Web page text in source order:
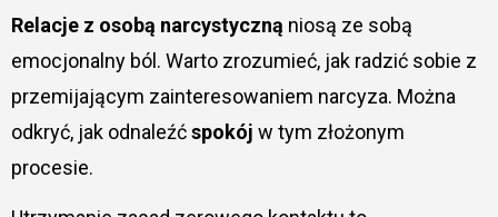
Relacje z osobą narcystyczną niosą ze sobą
emocjonalny ból. Warto zrozumieć, jak radzić sobie z
przemijającym zainteresowaniem narcyza. Można
odkryć, jak odnaleźćspokój w tym złożonym
procesie.